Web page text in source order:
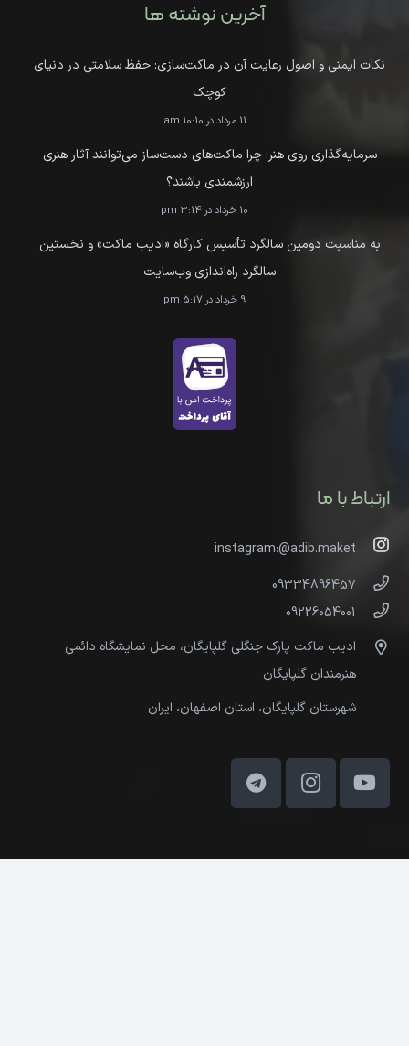
آخرین نوشته ها
نکات ایمنی و اصول رعایت آن در ماکت‌سازی: حفظ سلامتی در دنیای
کوچک
11 مرداد در 10:10 am
سرمایه‌گذاری روی هنر: چرا ماکت‌های دست‌ساز می‌توانند آثار هنری
ارزشمندی باشند؟
10 خرداد در 3:14 pm
به مناسبت دومین سالگرد تأسیس کارگاه «ادیب ماکت» و نخستین
سالگرد راه‌اندازی وب‌سایت
9 خرداد در 5:17 pm
ارتباط با ما
instagram:@adib.maket
09334896457
09226054001
ادیب ماکت پارک جنگلی گلپایگان، محل نمایشگاه دائمی
هنرمندان گلپایگان
شهرستان گلپایگان، استان اصفهان، ایران